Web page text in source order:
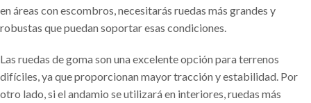
en áreas con escombros, necesitarás ruedas más grandes y
robustas que puedan soportar esas condiciones.
Las ruedas de goma son una excelente opción para terrenos
difíciles, ya que proporcionan mayor tracción y estabilidad. Por
otro lado, si el andamio se utilizará en interiores, ruedas más